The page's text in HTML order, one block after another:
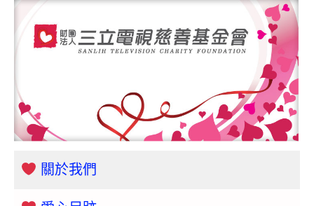
關於我們